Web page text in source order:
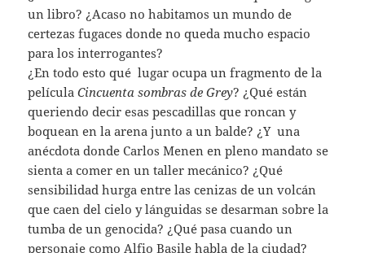
un libro? ¿Acaso no habitamos un mundo de
certezas fugaces donde no queda mucho espacio
para los interrogantes?
¿En todo esto qué lugar ocupa un fragmento de la
películaCincuenta sombras de Grey? ¿Qué están
queriendo decir esas pescadillas que roncan y
boquean en la arena junto a un balde? ¿Y una
anécdota donde Carlos Menen en pleno mandato se
sienta a comer en un taller mecánico? ¿Qué
sensibilidad hurga entre las cenizas de un volcán
que caen del cielo y lánguidas se desarman sobre la
tumba de un genocida? ¿Qué pasa cuando un
personaje como Alfio Basile habla de la ciudad?